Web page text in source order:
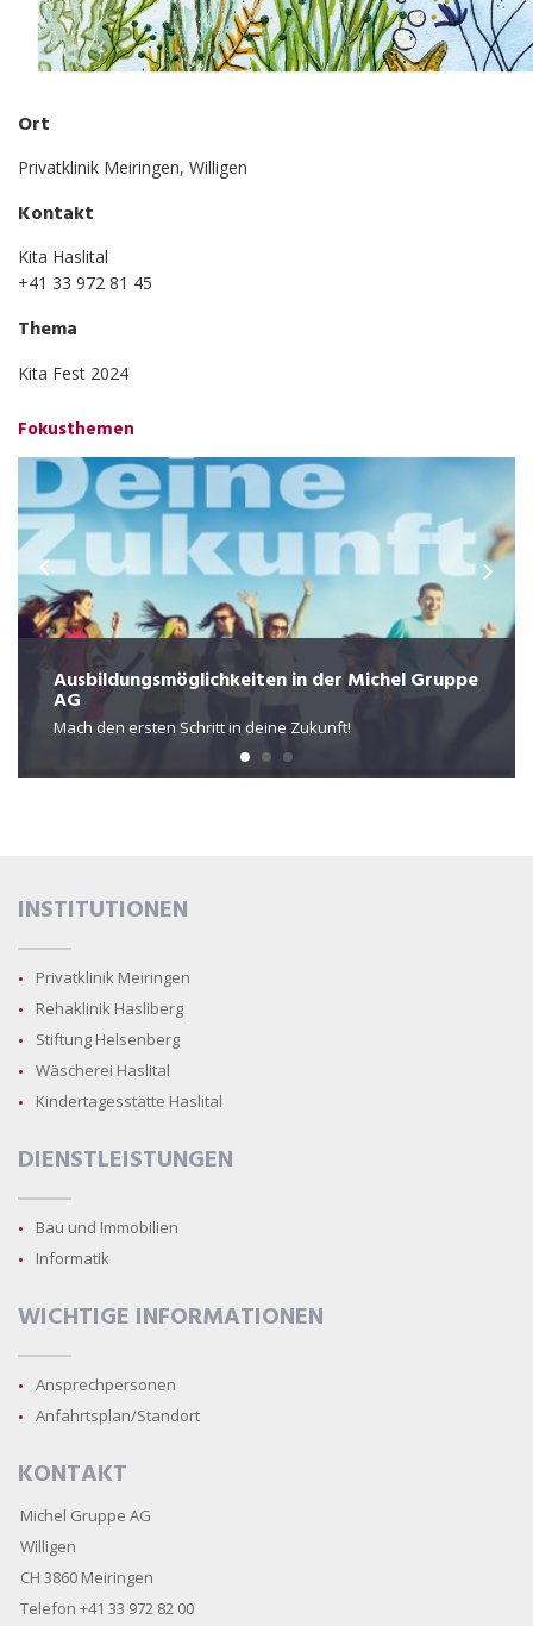
Ort
Privatklinik Meiringen, Willigen
Kontakt
Kita Haslital
+41 33 972 81 45
Thema
Kita Fest 2024
Fokusthemen
Ausbildungsmöglichkeiten in der Michel Gruppe
AG
Mach den ersten Schritt in deine Zukunft!
INSTITUTIONEN
Privatklinik Meiringen
Rehaklinik Hasliberg
Stiftung Helsenberg
Wäscherei Haslital
Kindertagesstätte Haslital
DIENSTLEISTUNGEN
Bau und Immobilien
Informatik
WICHTIGE INFORMATIONEN
Ansprechpersonen
Anfahrtsplan/Standort
KONTAKT
Michel Gruppe AG
Willigen
CH 3860 Meiringen
Telefon +41 33 972 82 00